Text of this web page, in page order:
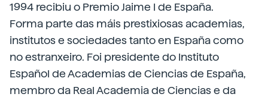
1994 recibiu o Premio Jaime I de España.
Forma parte das máis prestixiosas academias,
institutos e sociedades tanto en España como
no estranxeiro. Foi presidente do Instituto
Español de Academias de Ciencias de España,
membro da Real Academia de Ciencias e da